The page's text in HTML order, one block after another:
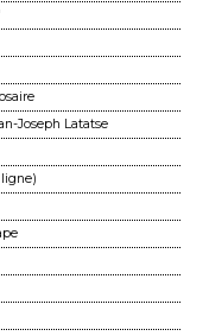
Joseph Latatse